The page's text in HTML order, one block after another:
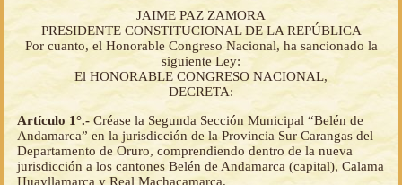
JAIME PAZ ZAMORA
PRESIDENTE CONSTITUCIONAL DE LA REPÚBLICA
Por cuanto, el Honorable Congreso Nacional, ha sancionado la
siguiente Ley:
El HONORABLE CONGRESO NACIONAL,
DECRETA:
Artículo 1°.- Créase la Segunda Sección Municipal “Belén de
Andamarca” en la jurisdicción de la Provincia Sur Carangas del
Departamento de Oruro, comprendiendo dentro de la nueva
jurisdicción a los cantones Belén de Andamarca (capital), Calama
Huayllamarca y Real Machacamarca.